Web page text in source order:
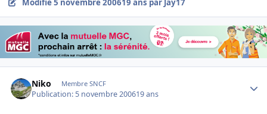
Modifié5 novembre 200619 ans par Jay17
Niko Membre SNCF
Publication: 5 novembre 200619 ans